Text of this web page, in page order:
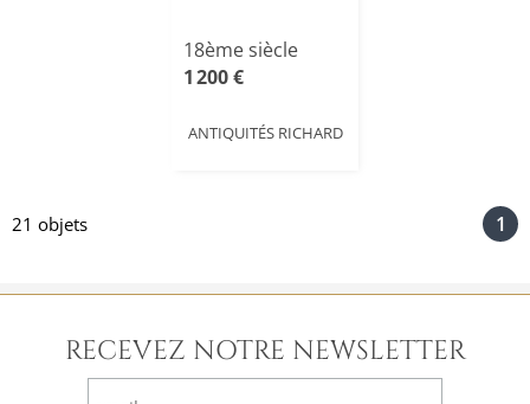
18ème siècle
1 200 €
ANTIQUITÉS RICHARD
21 objets 1
RECEVEZ NOTRE NEWSLETTER